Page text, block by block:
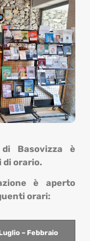
Basovizza è
di orario.
è aperto
orari:
– Febbraio